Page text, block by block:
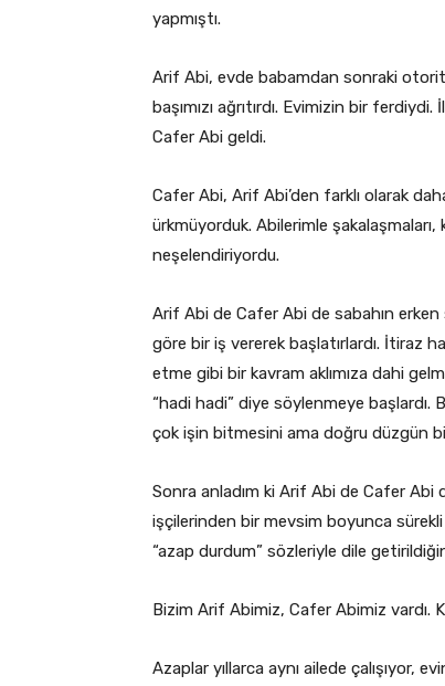
yapmıştı.
Arif Abi, evde babamdan sonraki
başımızı ağrıtırdı. Evimizin bir
Cafer Abi geldi.
Cafer Abi, Arif Abi’den farklı olarak
ürkmüyorduk. Abilerimle
neşelendiriyordu.
Arif Abi de Cafer Abi de sabahın
göre bir iş vererek başlatırlardı. İtiraz
etme gibi bir kavram aklımıza dahi
“hadi hadi” diye söylenmeye
çok işin bitmesini ama doğru düzgün
Sonra anladım ki Arif Abi de Cafer Abi
işçilerinden bir mevsim boyunca
“azap durdum” sözleriyle dile
Bizim Arif Abimiz, Cafer Abimiz vardı.
Azaplar yıllarca aynı ailede çalışıyor,